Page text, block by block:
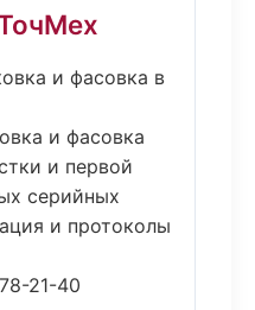
и фасовка в
и фасовка
и первой
серийных
и протоколы
21-40